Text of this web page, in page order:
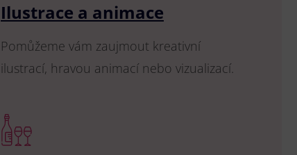
Ilustrace a animace
Pomůžeme vám zaujmout kreativní
ilustrací, hravou animací nebo vizualizací.